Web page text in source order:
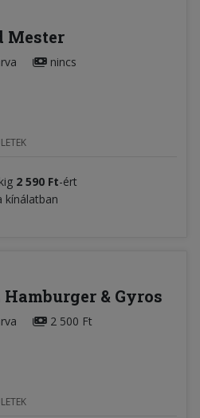
Mester
nincs
2 590 Ft-ért
kínálatban
& Gyros
2 500 Ft